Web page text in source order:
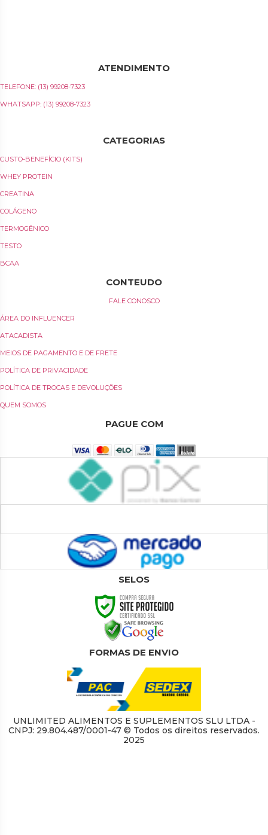
ATENDIMENTO
TELEFONE: (13) 99208-7323
WHATSAPP: (13) 99208-7323
CATEGORIAS
CUSTO-BENEFÍCIO (KITS)
WHEY PROTEIN
CREATINA
COLÁGENO
TERMOGÊNICO
TESTO
BCAA
CONTEUDO
FALE CONOSCO
ÁREA DO INFLUENCER
ATACADISTA
MEIOS DE PAGAMENTO E DE FRETE
POLÍTICA DE PRIVACIDADE
POLÍTICA DE TROCAS E DEVOLUÇÕES
QUEM SOMOS
PAGUE COM
SELOS
FORMAS DE ENVIO
UNLIMITED ALIMENTOS E SUPLEMENTOS SLU LTDA -
CNPJ: 29.804.487/0001-47 © Todos os direitos reservados.
2025